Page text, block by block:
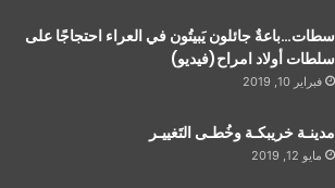
سطات…باعةٌ جائلون يَبيتُون في العراء احتجاجًا على
سلطات أولاد امراح(فيديو)
فبراير 10, 2019
مدينـة خريبكـة وخُطـى التَغييـر
مايو 12, 2019